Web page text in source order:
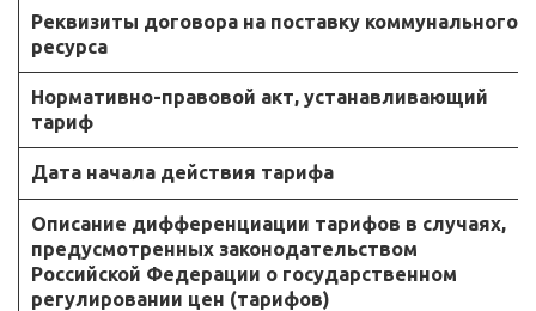
Реквизиты договора на поставку коммунального
ресурса
Нормативно-правовой акт, устанавливающий
тариф
Дата начала действия тарифа
Описание дифференциации тарифов в случаях,
предусмотренных законодательством
Российской Федерации о государственном
регулировании цен (тарифов)